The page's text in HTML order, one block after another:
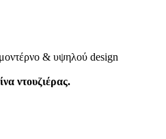
& υψηλού design
ντουζιέρας.